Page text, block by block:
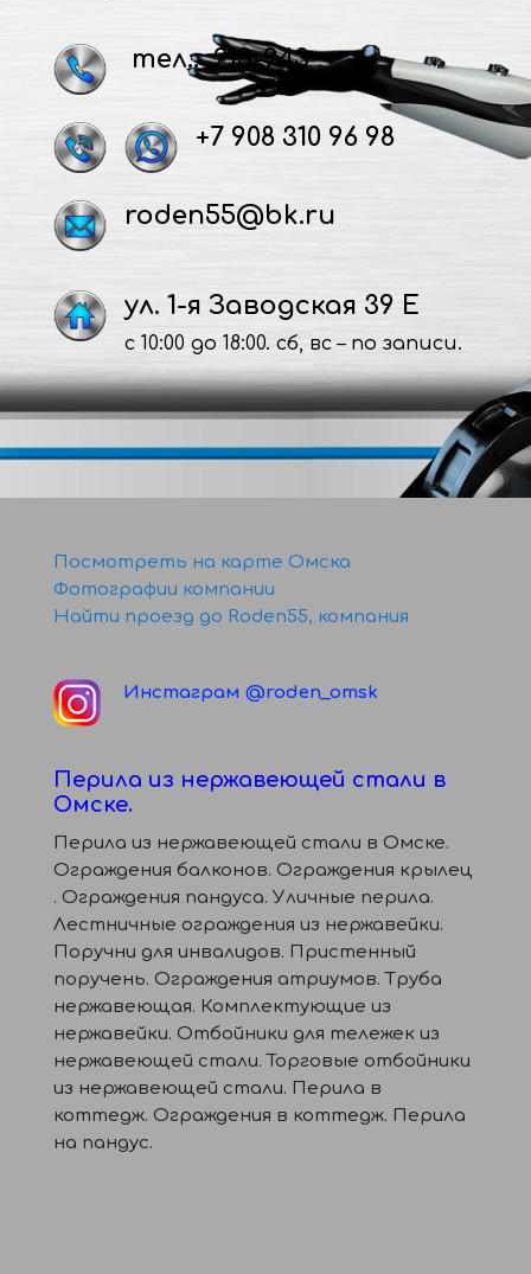
тел.: 213-943
+7 908 310 96 98
roden55@bk.ru
ул. 1-я Заводская 39 Е
с 10:00 до 18:00. сб, вс – по записи.
Посмотреть на карте Омска
Фотографии компании
Найти проезд до Roden55, компания
Инстаграм @roden_omsk
Перила из нержавеющей стали в
Омске.
Перила из нержавеющей стали в Омске.
Ограждения балконов. Ограждения крылец
. Ограждения пандуса. Уличные перила.
Лестничные ограждения из нержавейки.
Поручни для инвалидов. Пристенный
поручень. Ограждения атриумов. Труба
нержавеющая. Комплектующие из
нержавейки. Отбойники для тележек из
нержавеющей стали. Торговые отбойники
из нержавеющей стали. Перила в
коттедж. Ограждения в коттедж. Перила
на пандус.